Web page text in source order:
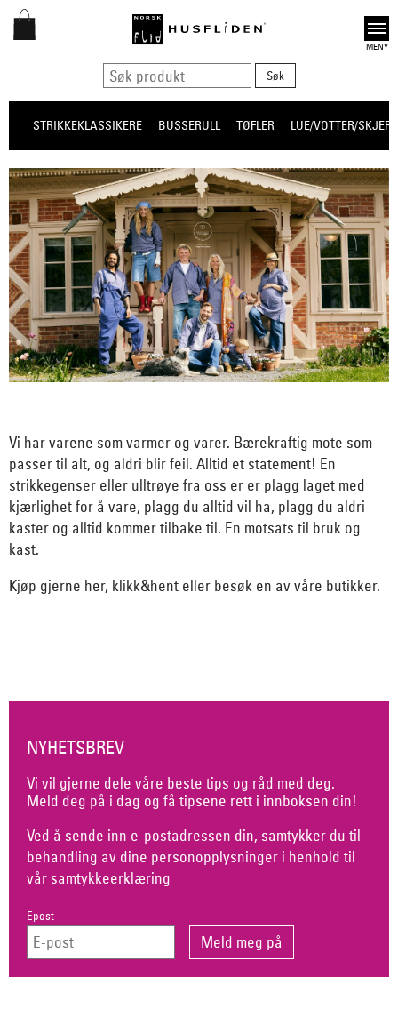
Open
STRIKKEKLASSIKERE BUSSERULL TØFLER LUE/VOTTER/SKJERF
Vi har varene som varmer og varer. Bærekraftig mote som
passer til alt, og aldri blir feil. Alltid et statement! En
strikkegenser eller ulltrøye fra oss er er plagg laget med
kjærlighet for å vare, plagg du alltid vil ha, plagg du aldri
kaster og alltid kommer tilbake til. En motsats til bruk og
kast.
Kjøp gjerne her, klikk&hent eller besøk en av våre butikker.
NYHETSBREV
Vi vil gjerne dele våre beste tips og råd med deg.
Meld deg på i dag og få tipsene rett i innboksen din!
Ved å sende inn e-postadressen din, samtykker du til
behandling av dine personopplysninger i henhold til
vår samtykkeerklæring
Epost